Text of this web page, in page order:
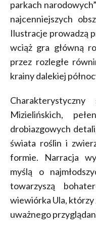
parkach
najcenniejszych
Ilustracje prowadzą
wciąż gra główną
przez rozległe
krainy dalekiej
Mizielińskich,
drobiazgowych
świata roślin i
formie. Narracja
myślą o
towarzyszą
wiewiórka Ula, którzy
uważnego